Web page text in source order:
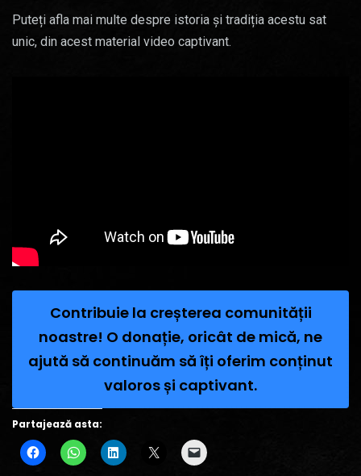
Puteți afla mai multe despre istoria și tradiția acestu sat
unic, din acest material video captivant.
Contribuie la creșterea comunității
noastre! O donație, oricât de mică, ne
ajută să continuăm să îți oferim conținut
valoros și captivant.
Partajează asta: